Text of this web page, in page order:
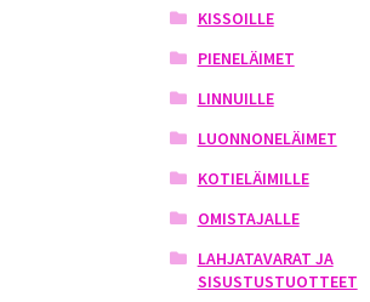
KISSOILLE
PIENELÄIMET
LINNUILLE
LUONNONELÄIMET
KOTIELÄIMILLE
OMISTAJALLE
LAHJATAVARAT JA
SISUSTUSTUOTTEET